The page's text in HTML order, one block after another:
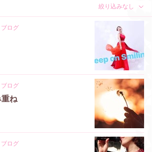
絞り込みなし
ブログ
ブログ
重ね
ブログ